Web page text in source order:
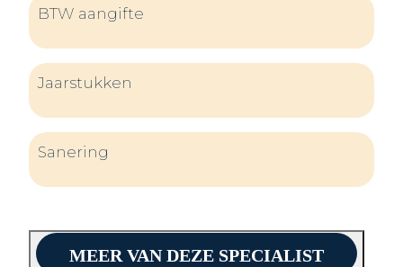
BTW aangifte
Jaarstukken
Sanering
MEER VAN DEZE SPECIALIST